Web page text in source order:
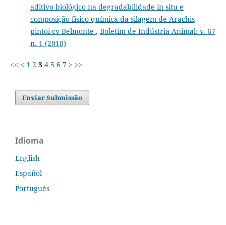
aditivo biológico na degradabilidade in situ e
composição físico-química da silagem de Arachis
pintoi cv Belmonte , Boletim de Indústria Animal: v. 67
n. 1 (2010)
<< < 1 2 3 4 5 6 7 > >>
Enviar Submissão
Idioma
English
Español
Português